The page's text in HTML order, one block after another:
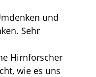
und
Sehr
Hirnforscher
wie es uns